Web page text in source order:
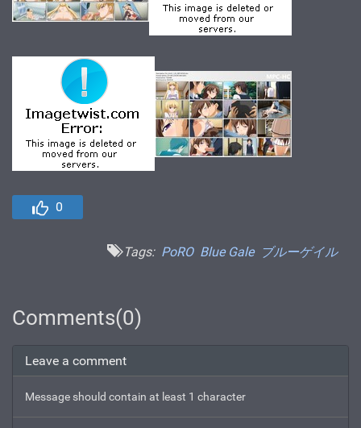
0
Tags: PoRO Blue Gale ブルーゲイル
Comments(0)
Leave a comment
Message should contain at least 1 character